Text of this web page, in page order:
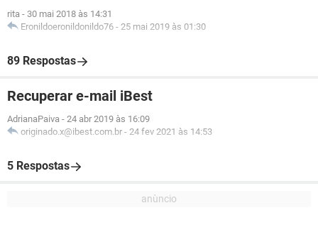
rita - 30 mai 2018 às 14:31
Eronildoeronildonildo76 - 25 mai 2019 às 01:30
89 Respostas
Recuperar e-mail iBest
AdrianaPaiva - 24 abr 2019 às 16:09
originado.x@ibest.com.br - 24 fev 2021 às 14:53
5 Respostas